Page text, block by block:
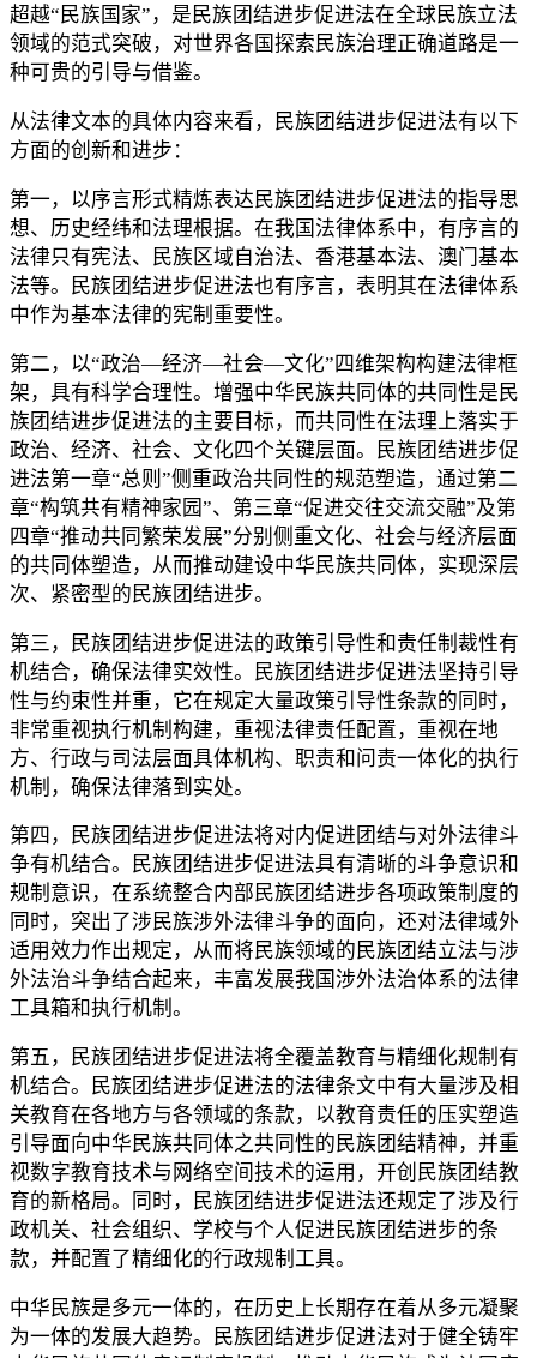
超越“民族国家”，是民族团结进步促进法在全球民族立法
领域的范式突破，对世界各国探索民族治理正确道路是一
种可贵的引导与借鉴。
从法律文本的具体内容来看，民族团结进步促进法有以下
方面的创新和进步：
第一，以序言形式精炼表达民族团结进步促进法的指导思
想、历史经纬和法理根据。在我国法律体系中，有序言的
法律只有宪法、民族区域自治法、香港基本法、澳门基本
法等。民族团结进步促进法也有序言，表明其在法律体系
中作为基本法律的宪制重要性。
第二，以“政治—经济—社会—文化”四维架构构建法律框
架，具有科学合理性。增强中华民族共同体的共同性是民
族团结进步促进法的主要目标，而共同性在法理上落实于
政治、经济、社会、文化四个关键层面。民族团结进步促
进法第一章“总则”侧重政治共同性的规范塑造，通过第二
章“构筑共有精神家园”、第三章“促进交往交流交融”及第
四章“推动共同繁荣发展”分别侧重文化、社会与经济层面
的共同体塑造，从而推动建设中华民族共同体，实现深层
次、紧密型的民族团结进步。
第三，民族团结进步促进法的政策引导性和责任制裁性有
机结合，确保法律实效性。民族团结进步促进法坚持引导
性与约束性并重，它在规定大量政策引导性条款的同时，
非常重视执行机制构建，重视法律责任配置，重视在地
方、行政与司法层面具体机构、职责和问责一体化的执行
机制，确保法律落到实处。
第四，民族团结进步促进法将对内促进团结与对外法律斗
争有机结合。民族团结进步促进法具有清晰的斗争意识和
规制意识，在系统整合内部民族团结进步各项政策制度的
同时，突出了涉民族涉外法律斗争的面向，还对法律域外
适用效力作出规定，从而将民族领域的民族团结立法与涉
外法治斗争结合起来，丰富发展我国涉外法治体系的法律
工具箱和执行机制。
第五，民族团结进步促进法将全覆盖教育与精细化规制有
机结合。民族团结进步促进法的法律条文中有大量涉及相
关教育在各地方与各领域的条款，以教育责任的压实塑造
引导面向中华民族共同体之共同性的民族团结精神，并重
视数字教育技术与网络空间技术的运用，开创民族团结教
育的新格局。同时，民族团结进步促进法还规定了涉及行
政机关、社会组织、学校与个人促进民族团结进步的条
款，并配置了精细化的行政规制工具。
中华民族是多元一体的，在历史上长期存在着从多元凝聚
为一体的发展大趋势。民族团结进步促进法对于健全铸牢